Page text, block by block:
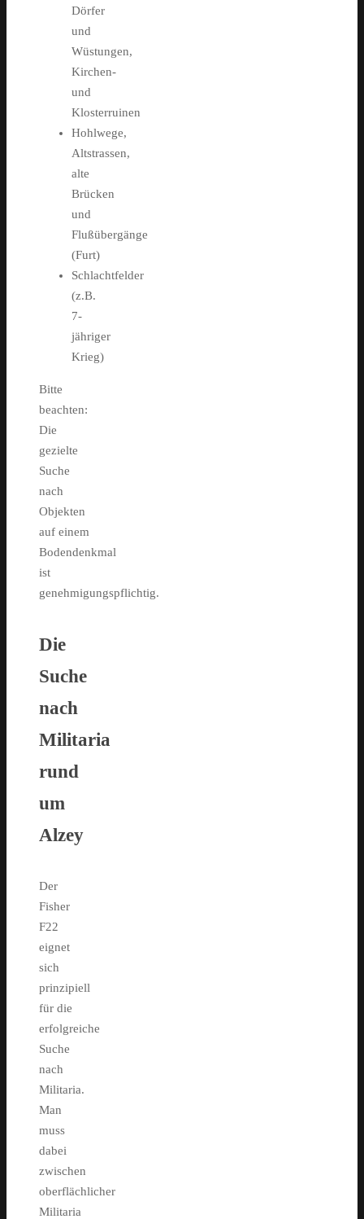
Dörfer
und
Wüstungen,
Kirchen-
und
Klosterruinen
Hohlwege,
Altstrassen,
alte
Brücken
und
Flußübergänge
(Furt)
Schlachtfelder
(z.B.
7-
jähriger
Krieg)
Bitte
beachten:
Die
gezielte
Suche
nach
Objekten
auf einem
Bodendenkmal
ist
genehmigungspflichtig.
Die
Suche
nach
Militaria
rund
um
Alzey
Der
Fisher
F22
eignet
sich
prinzipiell
für die
erfolgreiche
Suche
nach
Militaria.
Man
muss
dabei
zwischen
oberflächlicher
Militaria